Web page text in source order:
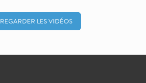
REGARDER LES VIDÉOS